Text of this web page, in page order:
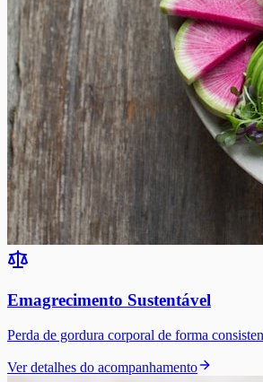
Emagrecimento Sustentável
Perda de gordura corporal de forma
Ver detalhes do acompanhamento